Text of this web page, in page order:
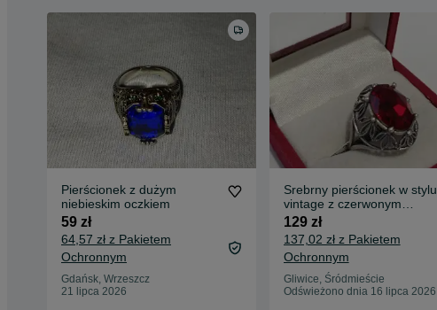
Pierścionek z dużym
niebieskim oczkiem
59 zł
64,57 zł z Pakietem
Ochronnym
Gdańsk, Wrzeszcz
21 lipca 2026
Srebrny pierścionek w stylu
vintage z czerwonym
oczkiem roz.17, 925
129 zł
137,02 zł z Pakietem
Ochronnym
Gliwice, Śródmieście
Odświeżono dnia 16 lipca 2026